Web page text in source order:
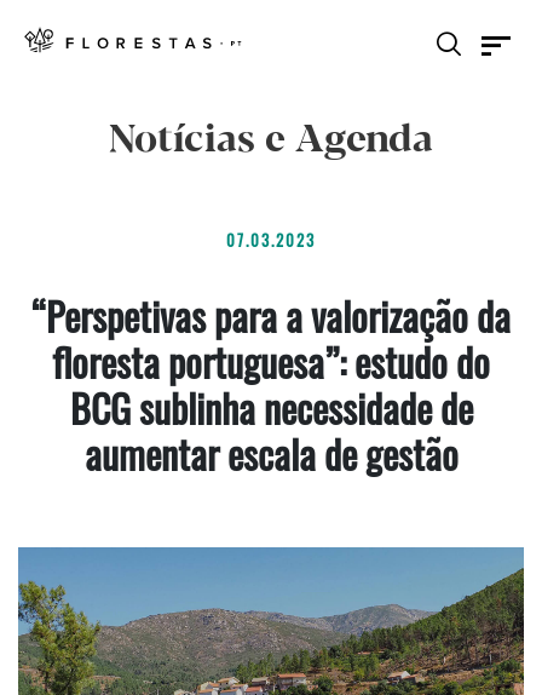
Notícias e Agenda
07.03.2023
“Perspetivas para a valorização da
floresta portuguesa”: estudo do
BCG sublinha necessidade de
aumentar escala de gestão